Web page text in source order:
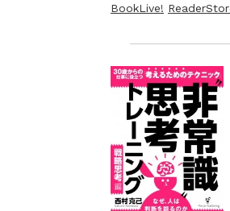
BookLive!